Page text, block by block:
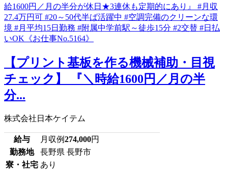
【プリント基板を作る機械補助・目視
チェック】 『＼時給1600円／月の半
分...
株式会社日本ケイテム
給与 月収例274,000円
勤務地
長野県 長野市
寮・社宅 あり